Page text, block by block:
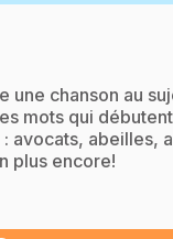
une chanson au
mots qui
avocats, abeilles,
plus encore!